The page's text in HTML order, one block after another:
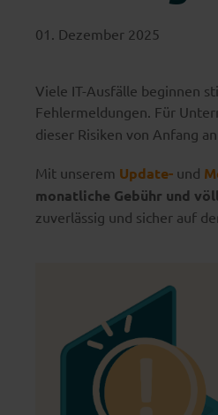
01. Dezember 2025
Viele IT-Ausfälle beginnen
Fehlermeldungen. Für
dieser Risiken von Anfang
Mit unserem Update- und
monatliche Gebühr und
zuverlässig und sicher auf